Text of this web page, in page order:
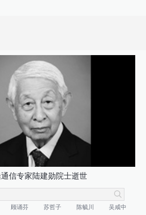
信专家陆建勋院士逝世
顾诵芬 苏哲子 陈毓川
吴咸中